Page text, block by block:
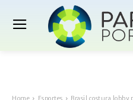
Home Esportes
Brasil costura lobby